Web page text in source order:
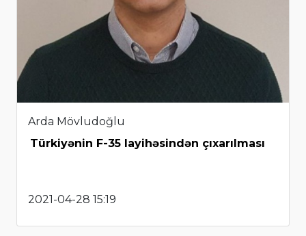
Arda Mövludoğlu
Türkiyənin F-35 layihəsindən çıxarılması
2021-04-28 15:19